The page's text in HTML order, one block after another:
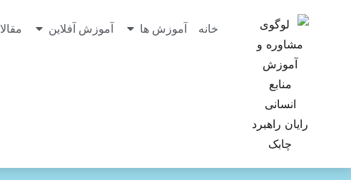
خانه آموزش ها آموزش آفلاین